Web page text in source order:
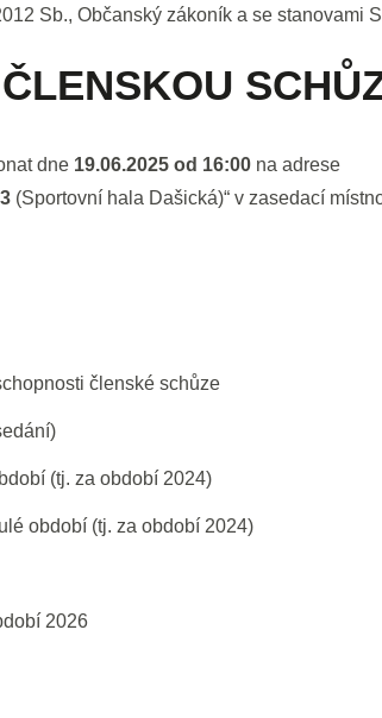
Sb., Občanský zákoník a se stanovami
dne 19.06.2025 od 16:00 na adrese
(Sportovní hala Dašická)“ v zasedací
členské schůze
(tj. za období 2024)
období (tj. za období 2024)
2026